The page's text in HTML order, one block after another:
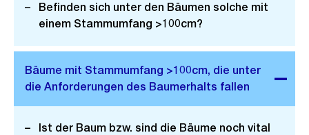
Befinden sich unter den Bäumen solche mit
einem Stammumfang >100cm?
Ist der Baum bzw. sind die Bäume noch vital